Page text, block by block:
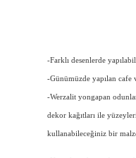
-Farklı desenlerde
-Günümüzde yapılan cafe
-Werzalit yongapan
dekor kağıtları ile
kullanabileceğiniz bir